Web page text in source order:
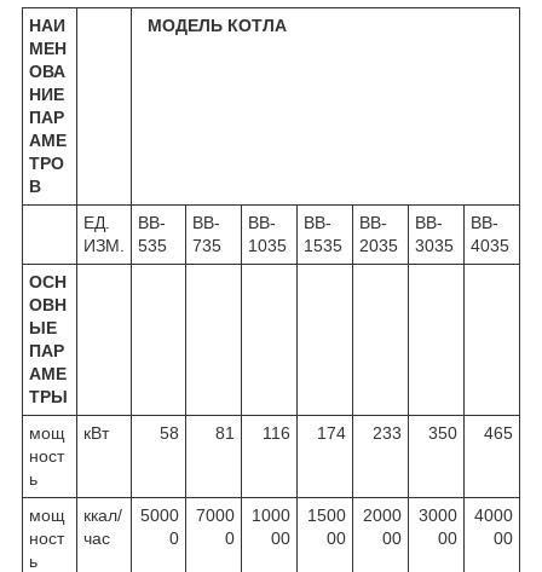
НАИ
МЕН
ОВА
НИЕ
ПАР
АМЕ
ТРО
В
МОДЕЛЬ КОТЛА
ЕД.
ИЗМ.
BB-
535
BB-
735
BB-
1035
BB-
1535
BB-
2035
BB-
3035
BB-
4035
ОСН
ОВН
ЫЕ
ПАР
АМЕ
ТРЫ
мощ
ност
ь
кВт 58 81 116 174 233 350 465
мощ
ност
ь
ккал/
час
5000
0
7000
0
1000
00
1500
00
2000
00
3000
00
4000
00